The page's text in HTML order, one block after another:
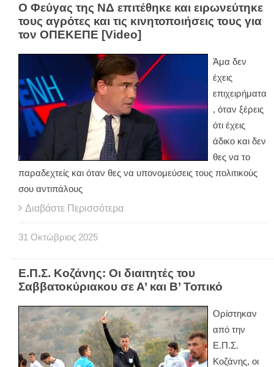
Ο Φεύγας της ΝΔ επιτέθηκε και ειρωνεύτηκε
τους αγρότες και τις κινητοποιήσεις τους για
τον ΟΠΕΚΕΠΕ [Video]
Άμα δεν
έχεις
επιχειρήματα
, όταν ξέρεις
ότι έχεις
άδικο και δεν
θες να το
παραδεχτείς και όταν θες να υπονομεύσεις τους πολιτικούς
σου αντιπάλους
Διαβάστε Περισσότερα
31 Οκτώβριος 2025
Ε.Π.Σ. Κοζάνης: Οι διαιτητές του
Σαββατοκύριακου σε Α’ και Β’ Τοπικό
Ορίστηκαν
από την
Ε.Π.Σ.
Κοζάνης, οι